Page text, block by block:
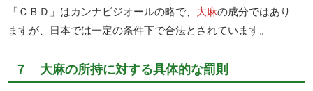
「ＣＢＤ」はカンナビジオールの略で、 大麻の成分ではあり
ますが、日本では一定の条件下で合法とされています。
７ 大麻の所持に対する具体的な罰則